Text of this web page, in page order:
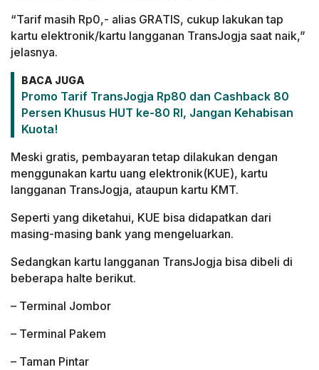
“Tarif masih Rp0,- alias GRATIS, cukup lakukan tap
kartu elektronik/kartu langganan TransJogja saat naik,”
jelasnya.
BACA JUGA
Promo Tarif TransJogja Rp80 dan Cashback 80
Persen Khusus HUT ke-80 RI, Jangan Kehabisan
Kuota!
Meski gratis, pembayaran tetap dilakukan dengan
menggunakan kartu uang elektronik(KUE), kartu
langganan TransJogja, ataupun kartu KMT.
Seperti yang diketahui, KUE bisa didapatkan dari
masing-masing bank yang mengeluarkan.
Sedangkan kartu langganan TransJogja bisa dibeli di
beberapa halte berikut.
– Terminal Jombor
– Terminal Pakem
– Taman Pintar